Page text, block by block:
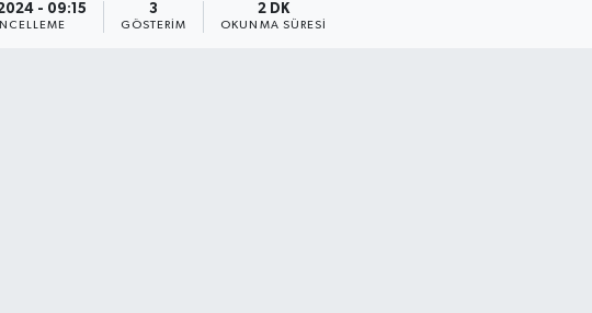
- 09:15 3
GÖSTERIM
2 DK
OKUNMA SÜRESI